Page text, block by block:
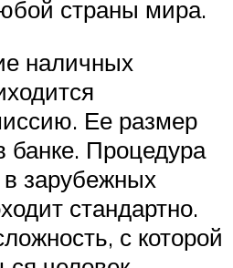
страны мира.
наличных
Ее размер
банке. Процедура
в зарубежных
стандартно.
с которой